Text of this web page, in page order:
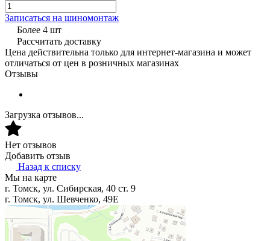
Записаться на шиномонтаж
Более 4 шт
Рассчитать доставку
Цена действительна только для интернет-магазина и может
отличаться от цен в розничных магазинах
Отзывы
Загрузка отзывов...
Нет отзывов
Добавить отзыв
Назад к списку
Мы на карте
г. Томск, ул. Сибирская, 40 ст. 9
г. Томск, ул. Шевченко, 49Е